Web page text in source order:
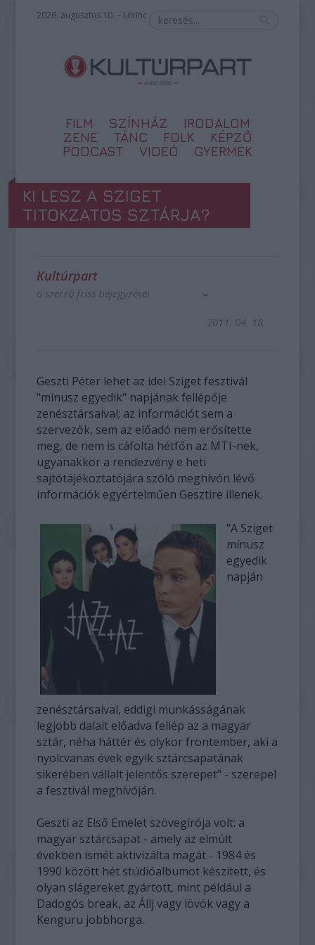
2026. augusztus 10. – Lőrinc
FILM SZÍNHÁZ
IRODALOM
ZENE
TÁNC FOLK
KÉPZŐ
PODCAST
VIDEÓ GYERMEK
KI LESZ A SZIGET
TITOKZATOS SZTÁRJA?
Kultúrpart
a szerző friss bejegyzései
2011. 04. 18.
Geszti Péter lehet az idei Sziget fesztivál
"mínusz egyedik" napjának fellépője
zenésztársaival; az információt sem a
szervezők, sem az előadó nem erősítette
meg, de nem is cáfolta hétfőn az MTI-nek,
ugyanakkor a rendezvény e heti
sajtótájékoztatójára szóló meghívón lévő
információk egyértelműen Gesztire illenek.
"A Sziget
mínusz
egyedik
napján
zenésztársaival, eddigi munkásságának
legjobb dalait előadva fellép az a magyar
sztár, néha háttér és olykor frontember, aki a
nyolcvanas évek egyik sztárcsapatának
sikerében vállalt jelentős szerepet" - szerepel
a fesztivál meghívóján.
Geszti az Első Emelet szövegírója volt: a
magyar sztárcsapat - amely az elmúlt
években ismét aktivizálta magát - 1984 és
1990 között hét stúdióalbumot készített, és
olyan slágereket gyártott, mint például a
Dadogós break, az Állj vagy lövök vagy a
Kenguru jobbhorga.